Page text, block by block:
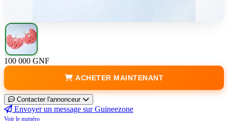
100 000 GNF
ACHETER MAINTENANT
Contacter l'annonceur
Envoyer un message sur Guineezone
Voir le numéro